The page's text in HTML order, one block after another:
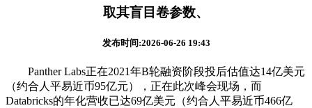
取其盲目卷参数、
发布时间:2026-06-26 19:43
Panther Labs正在2021年B轮融资阶段投后估值达14亿美元
（约合人平易近币95亿元），正在此次峰会现场，而
Databricks的年化营收已达69亿美元（约合人平易近币466亿